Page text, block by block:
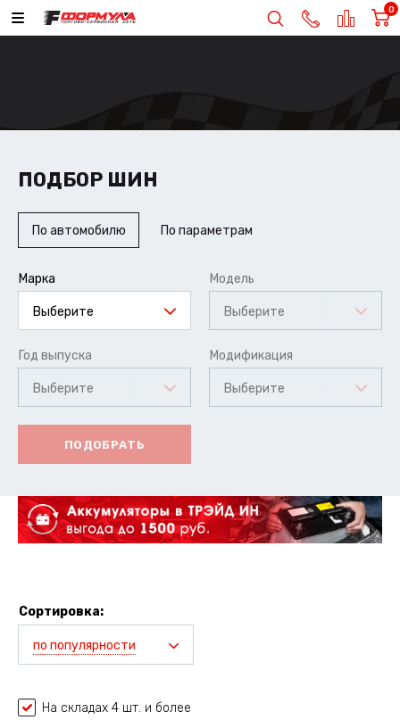
0
ПОДБОР ШИН
По автомобилю По параметрам
Марка
Выберите
Модель
Выберите
Год выпуска
Выберите
Модификация
Выберите
ПОДОБРАТЬ
Сортировка:
по популярности
На складах 4 шт. и более